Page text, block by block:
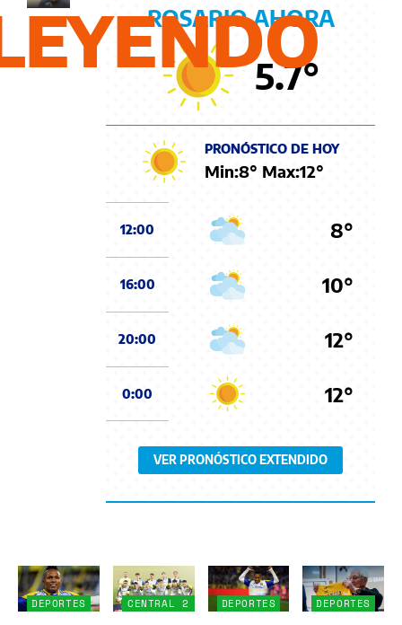
ROSARIO AHORA
5.7°
PRONÓSTICO DE HOY
Min:8° Max:12°
12:00 8°
16:00 10°
20:00 12°
0:00 12°
VER PRONÓSTICO EXTENDIDO
DEPORTES
CENTRAL 2
DEPORTES DEPORTES